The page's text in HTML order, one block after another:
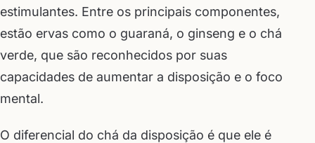
estimulantes. Entre os principais componentes,
estão ervas como o guaraná, o ginseng e o chá
verde, que são reconhecidos por suas
capacidades de aumentar a disposição e o foco
mental.
O diferencial do chá da disposição é que ele é